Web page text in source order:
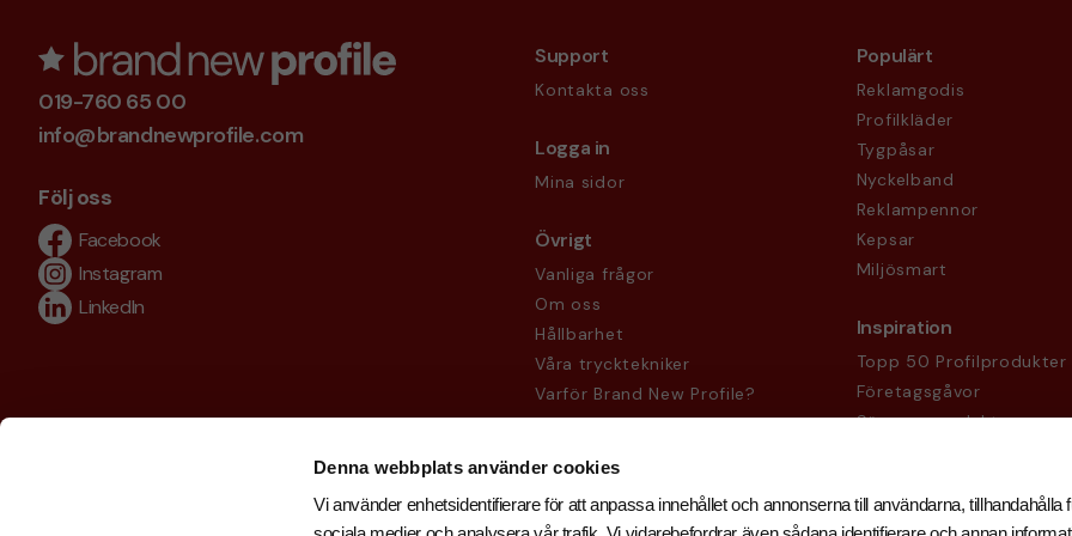
Denna webbplats använder cookies
Vi använder enhetsidentifierare för att anpassa innehållet och annonserna till användarna, tillhandahålla
019-760 65 00
info@brandnewprofile.com
Följ oss
Facebook
Instagram
LinkedIn
Support
Kontakta oss
Logga in
Mina sidor
Övrigt
Vanliga frågor
Om oss
Hållbarhet
Våra trycktekniker
Varför Brand New Profile?
Köpvillkor
Populärt
Reklamgodis
Profilkläder
Tygpåsar
Nyckelband
Reklampennor
Kepsar
Miljösmart
Inspiration
Topp 50 Profilprodukter
Företagsgåvor
Säsongsprodukter